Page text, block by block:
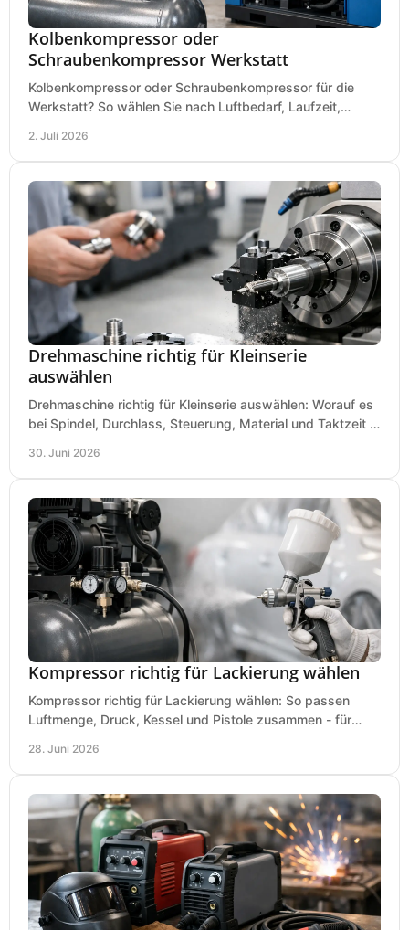
Kolbenkompressor oder
Schraubenkompressor Werkstatt
Kolbenkompressor oder Schraubenkompressor für die
Werkstatt? So wählen Sie nach Luftbedarf, Laufzeit,
2. Juli 2026
Drehmaschine richtig für Kleinserie
auswählen
Drehmaschine richtig für Kleinserie auswählen: Worauf es
bei Spindel, Durchlass, Steuerung, Material und Taktzeit in
30. Juni 2026
Kompressor richtig für Lackierung wählen
Kompressor richtig für Lackierung wählen: So passen
Luftmenge, Druck, Kessel und Pistole zusammen - für
28. Juni 2026